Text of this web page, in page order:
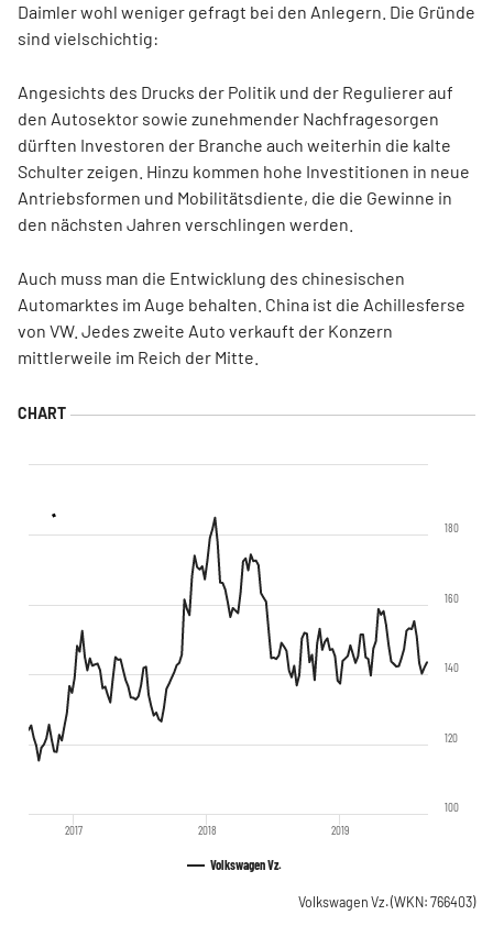
Daimler wohl weniger gefragt bei den Anlegern. Die Gründe
sind vielschichtig:
Angesichts des Drucks der Politik und der Regulierer auf
den Autosektor sowie zunehmender Nachfragesorgen
dürften Investoren der Branche auch weiterhin die kalte
Schulter zeigen. Hinzu kommen hohe Investitionen in neue
Antriebsformen und Mobilitätsdiente, die die Gewinne in
den nächsten Jahren verschlingen werden.
Auch muss man die Entwicklung des chinesischen
Automarktes im Auge behalten. China ist die Achillesferse
von VW. Jedes zweite Auto verkauft der Konzern
mittlerweile im Reich der Mitte.
Volkswagen Vz.
2017 2018 2019
100
120
140
160
180
Volkswagen Vz.(WKN: 766403)